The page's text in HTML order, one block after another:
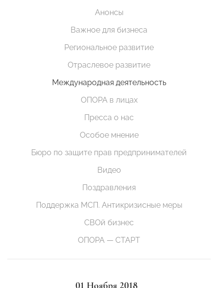
Анонсы
Важное для бизнеса
Региональное развитие
Отраслевое развитие
Международная деятельность
ОПОРА в лицах
Пресса о нас
Особое мнение
Бюро по защите прав предпринимателей
Видео
Поздравления
Поддержка МСП. Антикризисные меры
СВОй бизнес
ОПОРА — СТАРТ
01 Ноября 2018